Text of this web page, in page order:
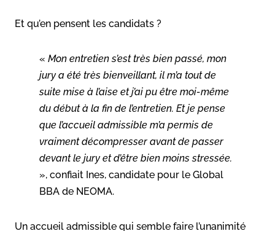
Et qu’en pensent les candidats ?
« Mon entretien s’est très bien passé, mon
jury a été très bienveillant, il m’a tout de
suite mise à l’aise et j’ai pu être moi-même
du début à la fin de l’entretien. Et je pense
que l’accueil admissible m’a permis de
vraiment décompresser avant de passer
devant le jury et d’être bien moins stressée.
», confiait Ines, candidate pour le Global
BBA de NEOMA.
Un accueil admissible qui semble faire l’unanimité